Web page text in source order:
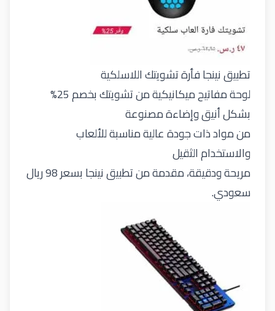
تطبيق نينجا فأرة تشويتك اللاسلكية
لوحة مفاتيح ميكانيكية من تشويتك بخصم 25%
بشكل أنيق وإضاءة مصنوعة
من مواد ذات جودة عالية مناسبة للألعاب
والاستخدام الثقيل
مريحة ودقيقة، مقدمة من تطبيق نينجا بسعر 98 ريال
سعودي.